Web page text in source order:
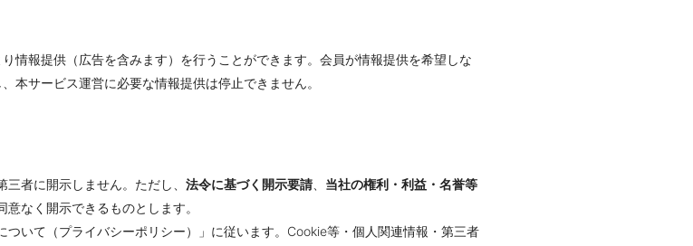
情報提供（広告を含みます）を行うことができます。会員が情報提供を希望しな
本サービス運営に必要な情報提供は停止できません。
者に開示しません。ただし、 法令に基づく開示要請、 当社の権利・利益・名誉等
意なく開示できるものとします。
いて（プライバシーポリシー）」に従います。Cookie等・個人関連情報・第三者